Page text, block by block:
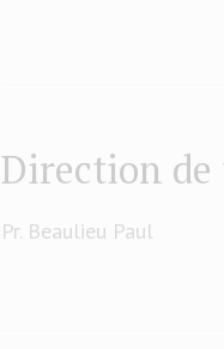
Direction de
Pr. Beaulieu Paul